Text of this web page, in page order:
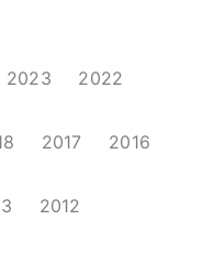
2023 2022
2017 2016
2012